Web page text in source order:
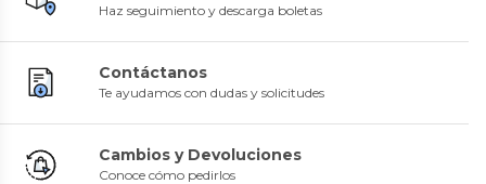
Haz seguimiento y descarga boletas
Contáctanos
Te ayudamos con dudas y solicitudes
Cambios y Devoluciones
Conoce cómo pedirlos